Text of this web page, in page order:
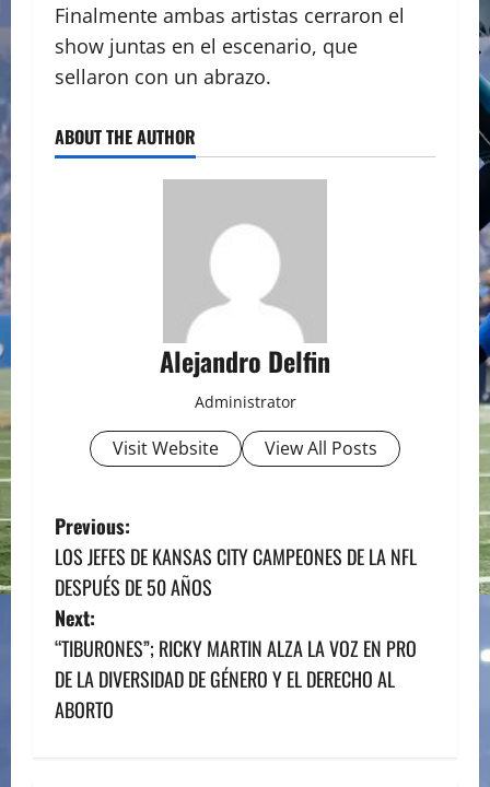
Finalmente ambas artistas cerraron el
show juntas en el escenario, que
sellaron con un abrazo.
ABOUT THE AUTHOR
Alejandro Delfin
Administrator
Visit Website View All Posts
P
o
s
t
n
Previous:
LOS JEFES DE KANSAS CITY CAMPEONES DE LA NFL
DESPUÉS DE 50 AÑOS
Next:
“TIBURONES”; RICKY MARTIN ALZA LA VOZ EN PRO
DE LA DIVERSIDAD DE GÉNERO Y EL DERECHO AL
ABORTO